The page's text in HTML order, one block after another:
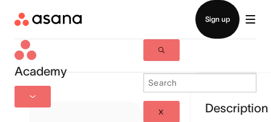
Academy
Description